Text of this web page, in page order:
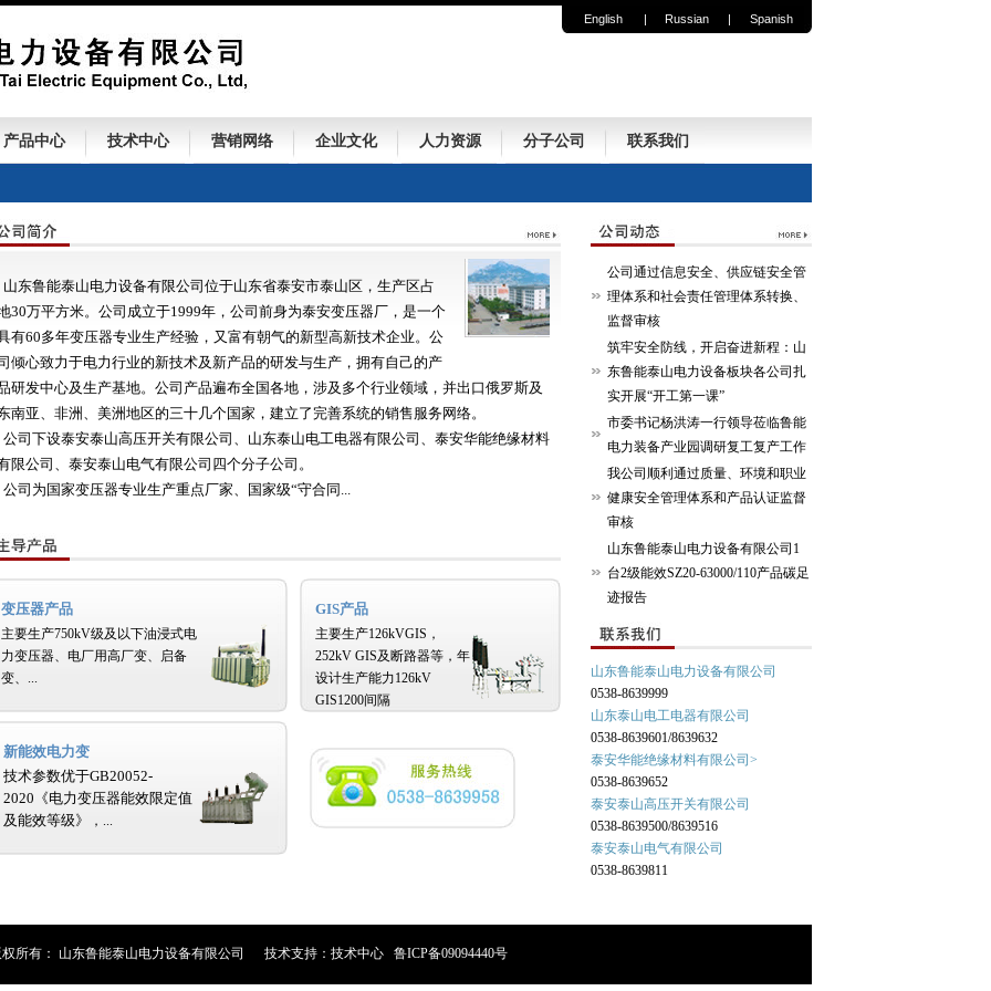
English | Russian | Spanish
产品中心 技术中心 营销网络 企业文化 人力资源 分子公司 联系我们
东鲁能泰山电力设备有限公司位于山东省泰安市泰山区，生产区占
30万平方米。公司成立于1999年，公司前身为泰安变压器厂，是一个
有60多年变压器专业生产经验，又富有朝气的新型高新技术企业。公
倾心致力于电力行业的新技术及新产品的研发与生产，拥有自己的产
研发中心及生产基地。公司产品遍布全国各地，涉及多个行业领域，并出口俄罗斯及
南亚、非洲、美洲地区的三十几个国家，建立了完善系统的销售服务网络。
司下设泰安泰山高压开关有限公司、山东泰山电工电器有限公司、泰安华能绝缘材料
限公司、泰安泰山电气有限公司四个分子公司。
司为国家变压器专业生产重点厂家、国家级“守合同...
变压器产品
主要生产750kV级及以下油浸式电
力变压器、电厂用高厂变、启备
变、...
GIS产品
主要生产126kVGIS，
252kV GIS及断路器等，年
设计生产能力126kV
GIS1200间隔
新能效电力变
技术参数优于GB20052-
2020 《电力变压器能效限定值
及能效等级》
，...
公司通过信息安全、供应链安全管
理体系和社会责任管理体系转换、
监督审核
筑牢安全防线，开启奋进新程：山
东鲁能泰山电力设备板块各公司扎
实开展“开工第一课”
市委书记杨洪涛一行领导莅临鲁能
电力装备产业园调研复工复产工作
我公司顺利通过质量、环境和职业
健康安全管理体系和产品认证监督
审核
山东鲁能泰山电力设备有限公司1
台2级能效SZ20-63000/110产品碳足
迹报告
山东鲁能泰山电力设备有限公司
0538-8639999
山东泰山电工电器有限公司
0538-8639601/8639632
泰安华能绝缘材料有限公司>
0538-8639652
泰安泰山高压开关有限公司
0538-8639500/8639516
泰安泰山电气有限公司
0538-8639811
所有： 山东鲁能泰山电力设备有限公司 技术支持：技术中心 鲁ICP备09094440号